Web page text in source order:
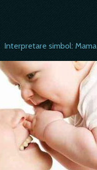
Interpretare simbol: Mama